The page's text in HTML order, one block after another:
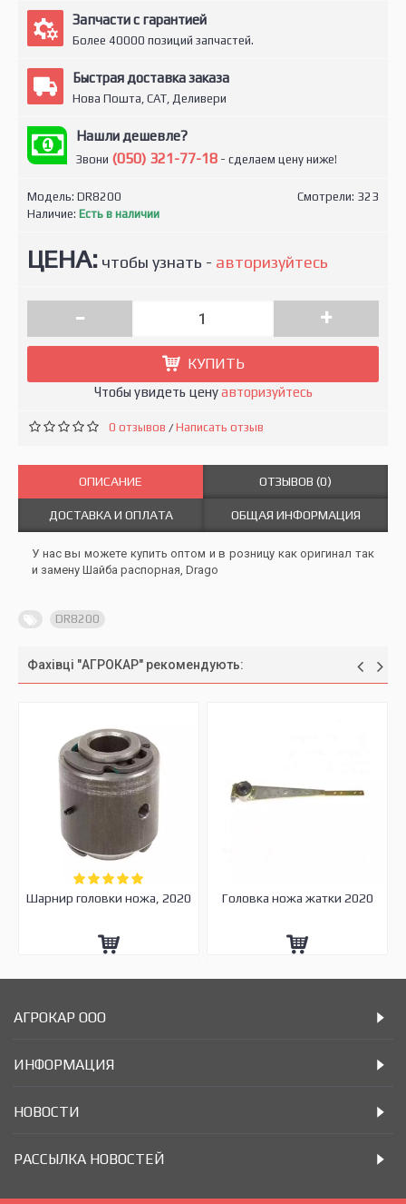
Запчасти с гарантией
Более 40000 позиций запчастей.
Быстрая доставка заказа
Нова Пошта, САТ, Деливери
Нашли дешевле?
Звони (050) 321-77-18 - сделаем цену ниже!
Смотрели: 323
Модель: DR8200
Наличие: Есть в наличии
ЦЕНА: чтобы узнать - авторизуйтесь
- +
КУПИТЬ
Чтобы увидеть ценуавторизуйтесь
0 отзывов /Написать отзыв
ОПИСАНИЕ ОТЗЫВОВ (0)
ДОСТАВКА И ОПЛАТА ОБЩАЯ ИНФОРМАЦИЯ
У нас вы можете купить оптом и в розницу как оригинал так
и замену Шайба распорная, Drago
DR8200
Фахівці "АГРОКАР" рекомендують:
Шарнир головки ножа, 2020 Головка ножа жатки 2020
АГРОКАР ООО
ИНФОРМАЦИЯ
НОВОСТИ
РАССЫЛКА НОВОСТЕЙ